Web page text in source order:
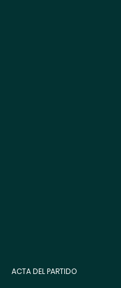
ACTA DEL PARTIDO